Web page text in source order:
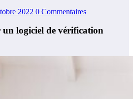
2022 0 Commentaires
logiciel de vérification